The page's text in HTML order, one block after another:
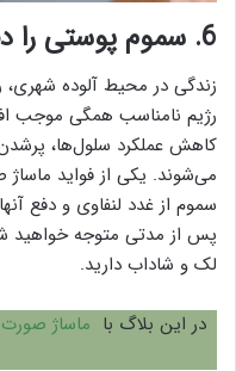
6. سموم پوستی را دفع می‌کند
زندگی در محیط آلوده شهری،
رژیم نامناسب همگی موجب
کاهش عملکرد سلول‌ها،
می‌شوند. یکی از فواید
سموم از غدد لنفاوی و دفع
پس از مدتی متوجه خواهید
لک و شاداب دارید.
در این بلاگ با ماساژ